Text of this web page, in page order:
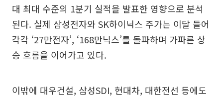
대 최대 수준의 1분기 실적을 발표한 영향으로 분석
된다. 실제 삼성전자와 SK하이닉스 주가는 이달 들어
각각 ‘27만전자’, ‘168만닉스’를 돌파하며 가파른 상
승 흐름을 이어가고 있다.
이밖에 대우건설, 삼성SDI, 현대차, 대한전선 등에도